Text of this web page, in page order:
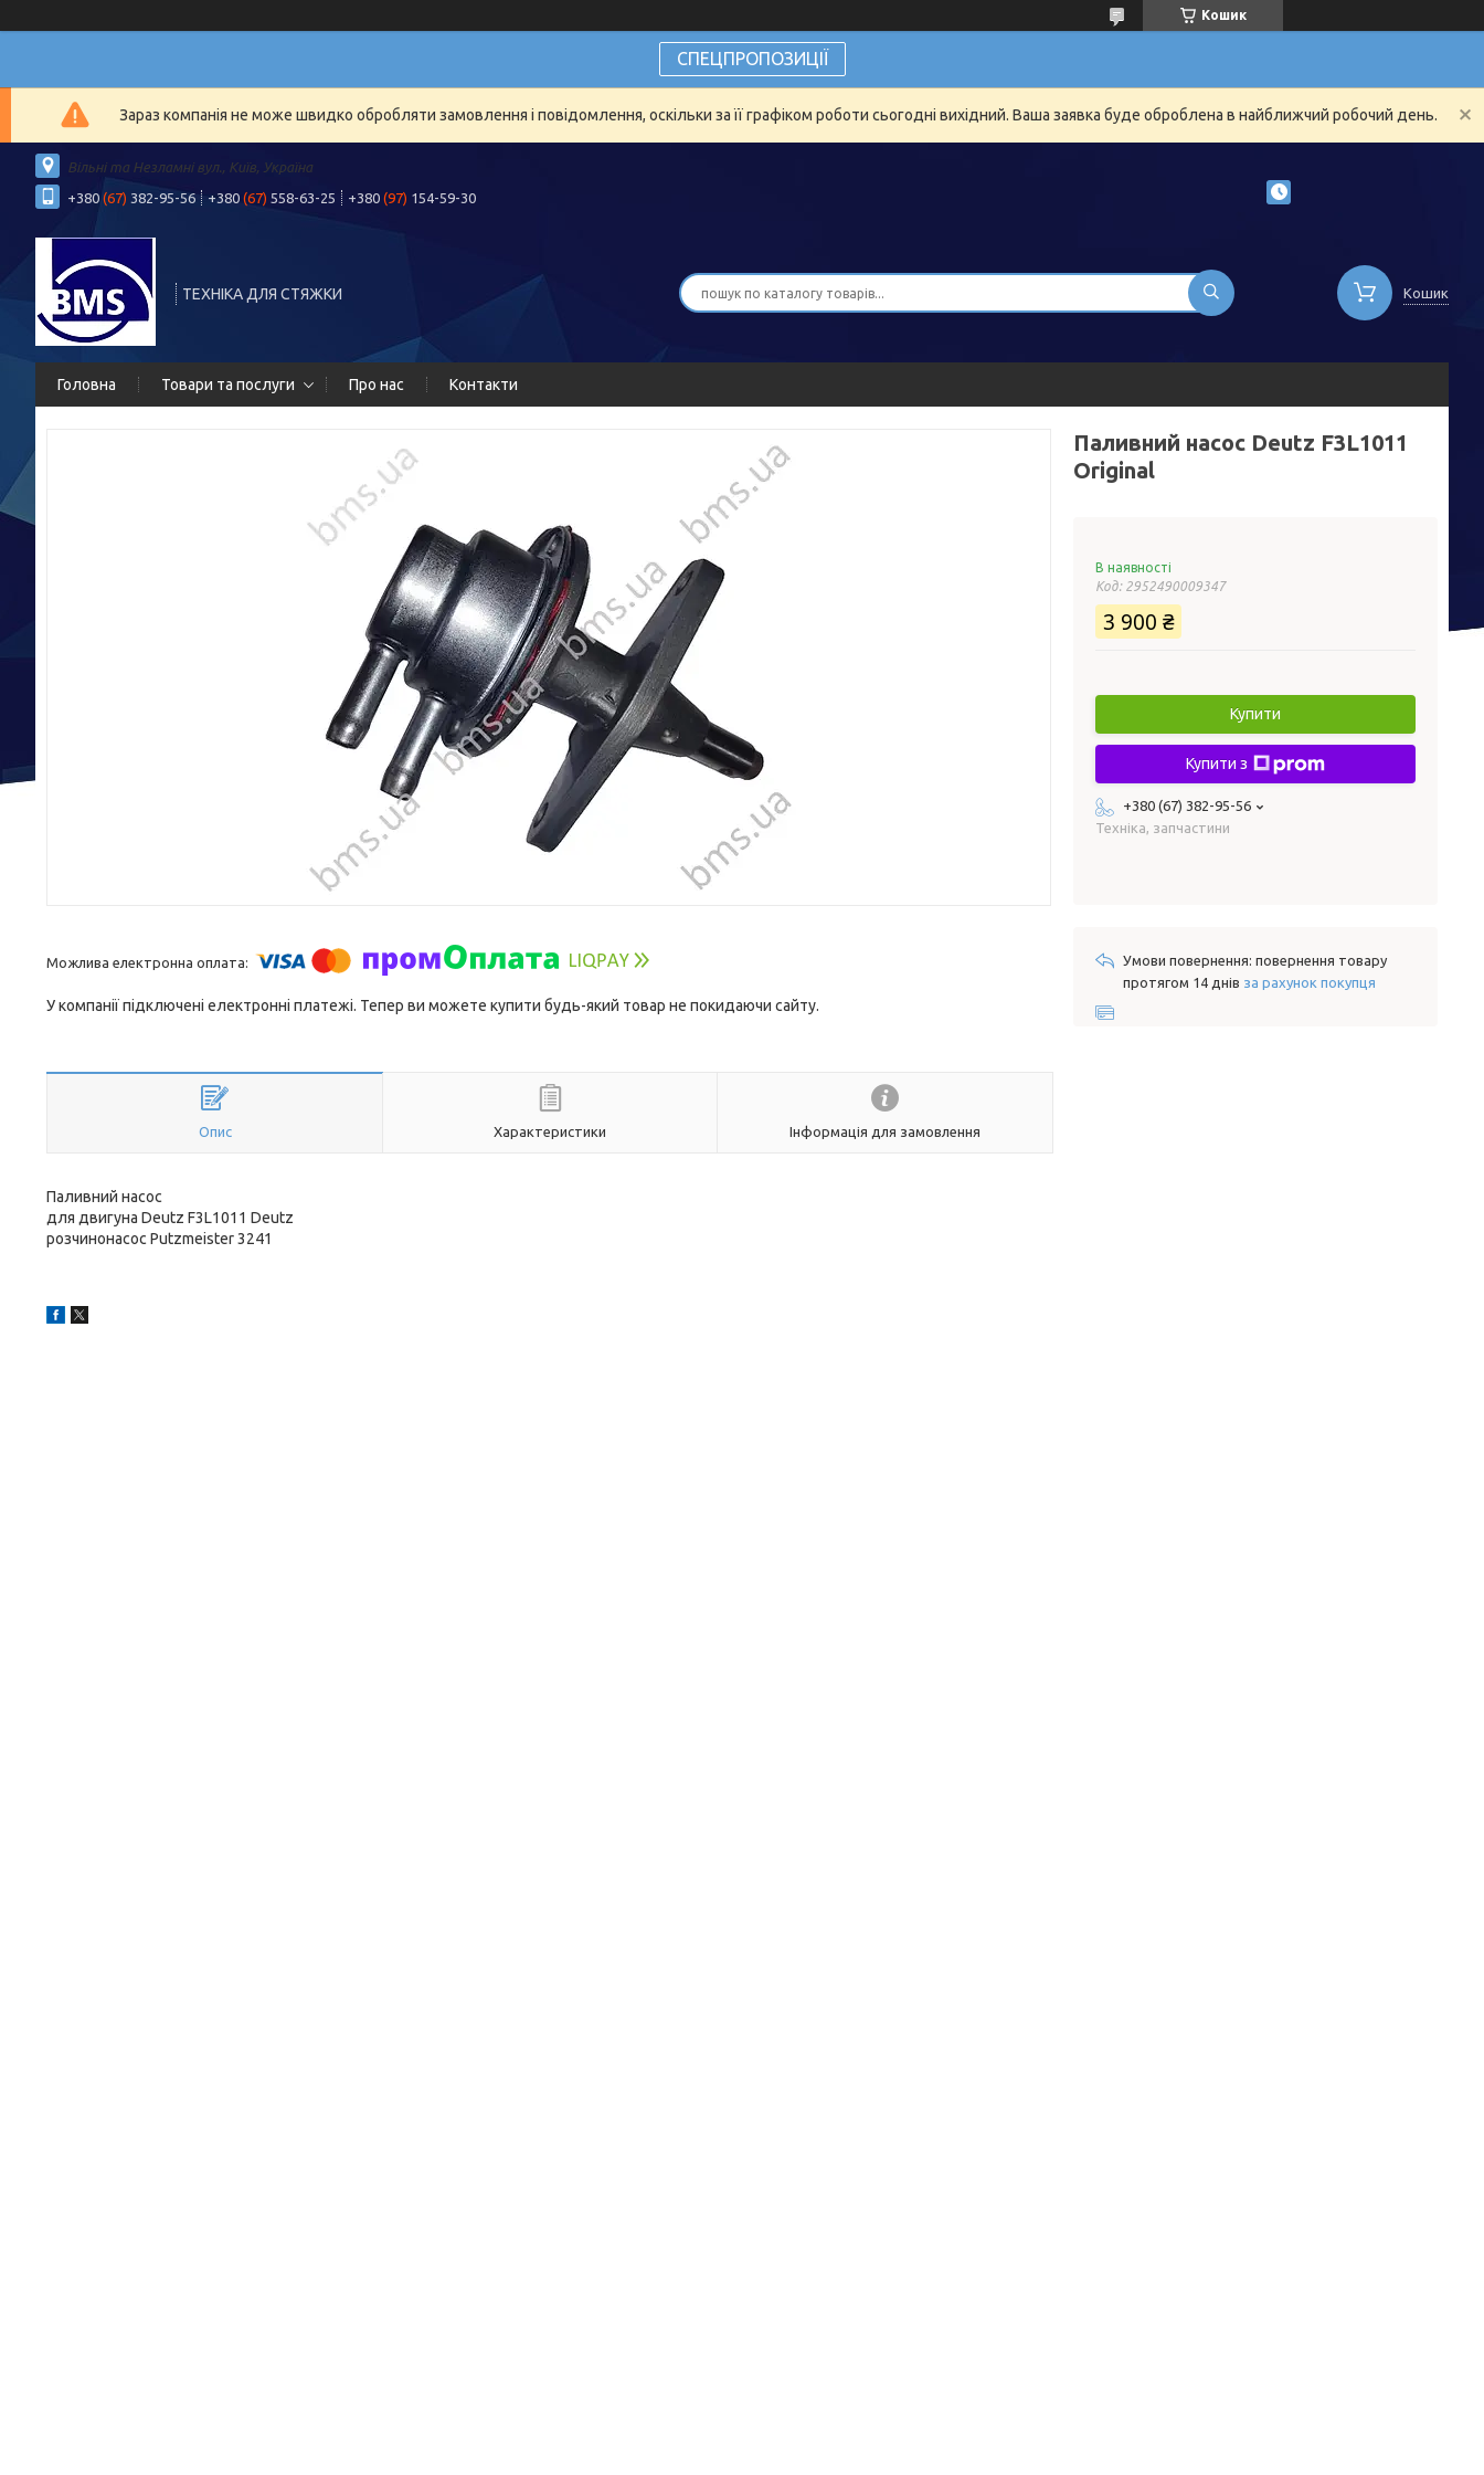
Кошик
СПЕЦПРОПОЗИЦІЇ
Зараз компанія не може швидко обробляти замовлення і повідомлення, оскільки за її графіком роботи сьогодні вихідний. Ваша заявка буде оброблена в найближчий робочий день.
Вільні та Незламні вул., Київ, Україна
+380 (67) 382-95-56 +380 (67) 558-63-25 +380 (97) 154-59-30
ТЕХНІКА ДЛЯ СТЯЖКИ Кошик
Головна Товари та послуги Про нас Контакти
У компанії підключені електронні платежі. Тепер ви можете купити будь-який товар не покидаючи сайту.
Опис Характеристики Інформація для замовлення
Паливний насос
для двигуна Deutz F3L1011 Deutz
розчинонасос Putzmeister 3241
Паливний насос Deutz F3L1011
Original
В наявності
Код: 2952490009347
3 900 ₴
Купити
Купити з
+380 (67) 382-95-56
Техніка, запчастини
повернення товару
протягом 14 днів за рахунок покупця